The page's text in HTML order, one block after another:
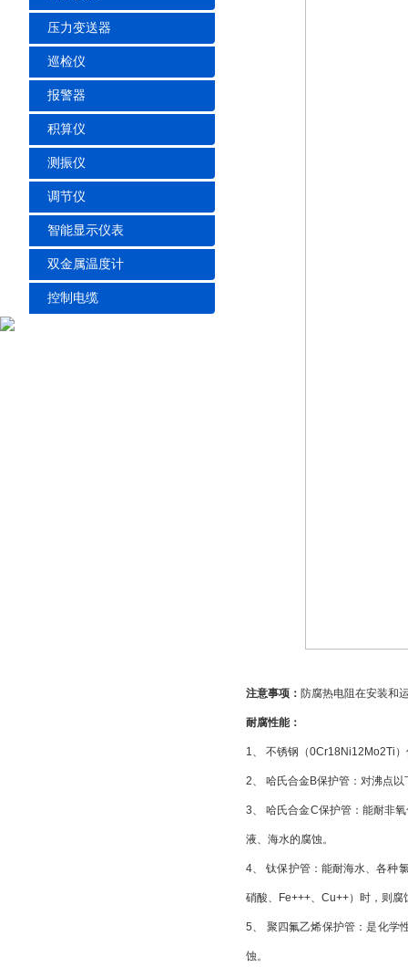
压力变送器
巡检仪
报警器
积算仪
测振仪
调节仪
智能显示仪表
双金属温度计
控制电缆
注意事项： 防腐热电阻在安装和
耐腐性能：
1、 不锈钢（0Cr18Ni12Mo2Ti
2、 哈氏合金B保护管：对沸点
3、 哈氏合金C保护管：能耐非
液、海水的腐蚀。
4、 钛保护管：能耐海水、各种
硝酸、Fe+++、Cu++）时，则腐
5、 聚四氟乙烯保护管：是化学
蚀。